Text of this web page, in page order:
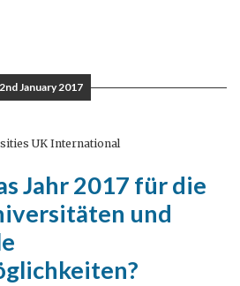
January 2017
UK International
Jahr 2017 für die
und